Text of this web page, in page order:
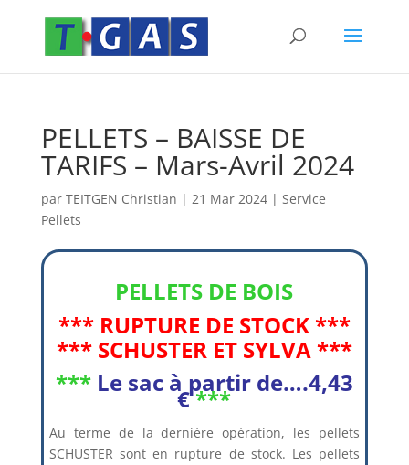
PELLETS – BAISSE DE
TARIFS – Mars-Avril 2024
par TEITGEN Christian | 21 Mar 2024| Service
Pellets
PELLETS DE BOIS
*** RUPTURE DE STOCK ***
*** SCHUSTER ET SYLVA ***
***Le sac à partir de….4,43
€***
Au terme de la dernière opération, les pellets
SCHUSTER sont en rupture de stock. Les pellets